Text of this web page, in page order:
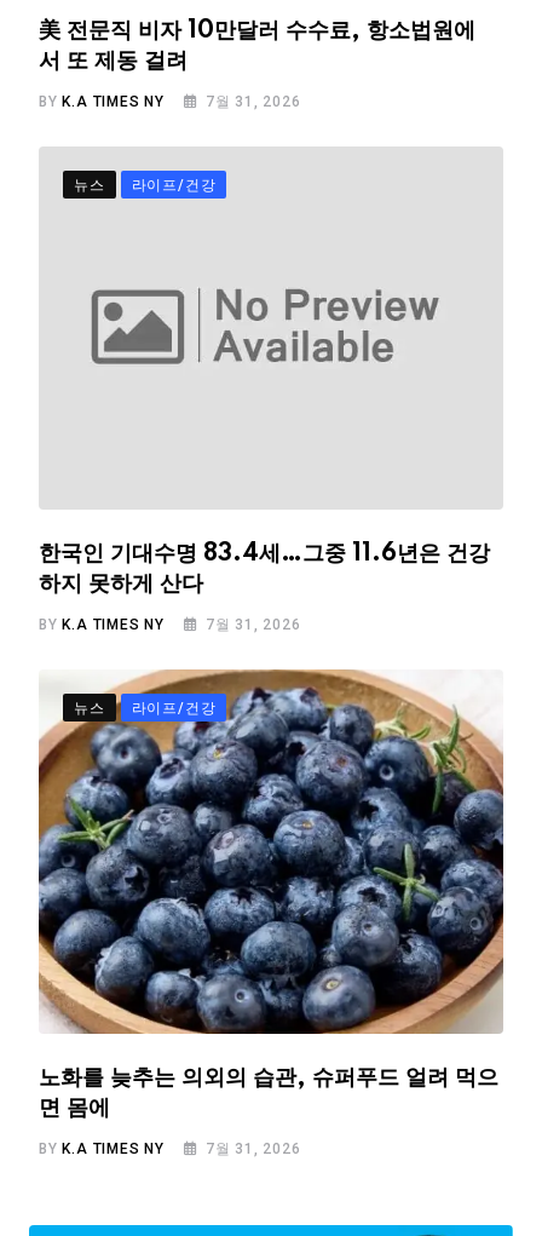
美 전문직 비자 10만달러 수수료, 항소법원에
서 또 제동 걸려
BY K.A TIMES NY 7월 31, 2026
뉴스 라이프/건강
한국인 기대수명 83.4세…그중 11.6년은 건강
하지 못하게 산다
BY K.A TIMES NY 7월 31, 2026
뉴스 라이프/건강
노화를 늦추는 의외의 습관, 슈퍼푸드 얼려 먹으
면 몸에
BYK.A TIMES NY 7월 31, 2026